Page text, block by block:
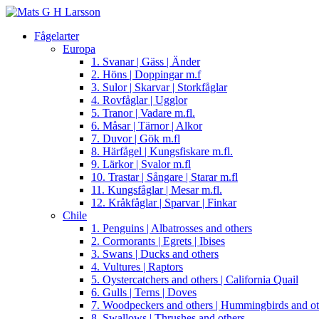
Fågelarter
Europa
1. Svanar | Gäss | Änder
2. Höns | Doppingar m.f
3. Sulor | Skarvar | Storkfåglar
4. Rovfåglar | Ugglor
5. Tranor | Vadare m.fl.
6. Måsar | Tärnor | Alkor
7. Duvor | Gök m.fl
8. Härfågel | Kungsfiskare m.fl.
9. Lärkor | Svalor m.fl
10. Trastar | Sångare | Starar m.fl
11. Kungsfåglar | Mesar m.fl.
12. Kråkfåglar | Sparvar | Finkar
Chile
1. Penguins | Albatrosses and others
2. Cormorants | Egrets | Ibises
3. Swans | Ducks and others
4. Vultures | Raptors
5. Oystercatchers and others | California Quail
6. Gulls | Terns | Doves
7. Woodpeckers and others | Hummingbirds and